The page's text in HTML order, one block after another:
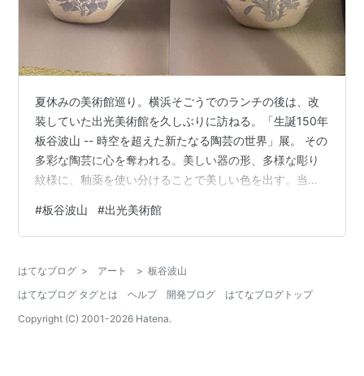
夏休みの美術館巡り。横浜そごうでのランチの後は、改
装していた出光美術館を久しぶりに訪ねる。「生誕150年
板谷波山 -- 時空を超えた新たなる陶芸の世界」展。 その
多彩な陶芸に心を奪われる。美しい器の形、多様な彫り
紋様に、釉薬を使い分けることで美しい色を出す。当時
しいが、今でもモダンな印象を受ける。 その釉薬による
彩色にはさまざまな命名がされている。特に葆光彩磁と
味があり、透明度を落としてマットのような色調が実現
されている。淡い色使いとあいまって、独特の魅力を醸
し出している。 僕には珍しく陶芸の…
#板谷波山 #出光美術館
はてなブログ > アート > 板谷波山
はてなブログ タグとは
ヘルプ 開発ブログ
はてなブログトップ
Copyright (C) 2001-2026 Hatena.